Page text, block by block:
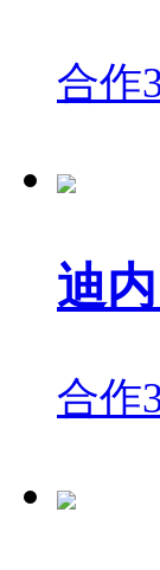
合作
迪
合作